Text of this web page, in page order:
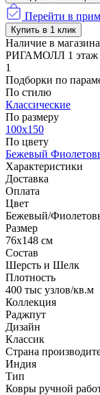
Перейти в
Купить в 1 клик
Наличие в
РИГАМОЛЛ 1 этаж
1
Подборки по
По стилю
Классические
По размеру
100x150
По цвету
Бежевый
Характеристики
Доставка
Оплата
Цвет
Бежевый/
Размер
76x148 см
Состав
Шерсть и Шелк
Плотность
400 тыс узлов/кв.м
Коллекция
Раджпут
Дизайн
Классик
Страна
Индия
Тип
Ковры ручной